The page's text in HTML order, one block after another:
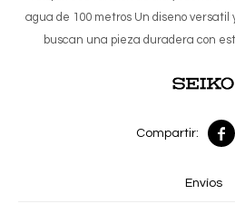
agua de 100 metros Un diseno
buscan una pieza duradera con

Envíos